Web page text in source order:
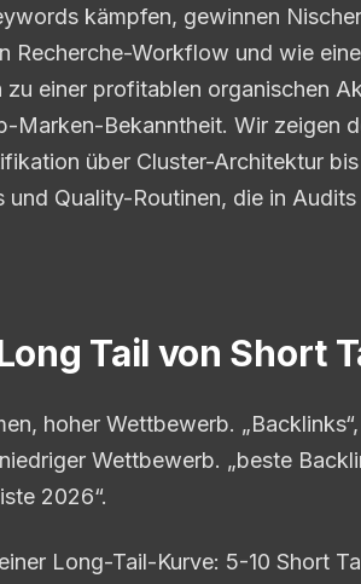
kämpfen, gewinnen
Recherche-Workflow und wie
einer profitablen organischen
Marken-Bekanntheit. Wir zeigen
über Cluster-Architektur bis
Quality-Routinen, die in
Tail von Short
hoher Wettbewerb.
Wettbewerb. „beste
2026“.
Long-Tail-Kurve: 5-10 Short